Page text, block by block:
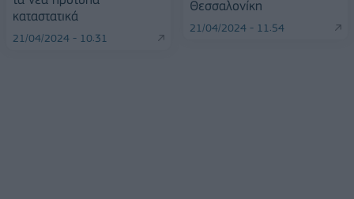
καταστατικά
21/04/2024 - 10:31
Θεσσαλονίκη
21/04/2024 - 11:54